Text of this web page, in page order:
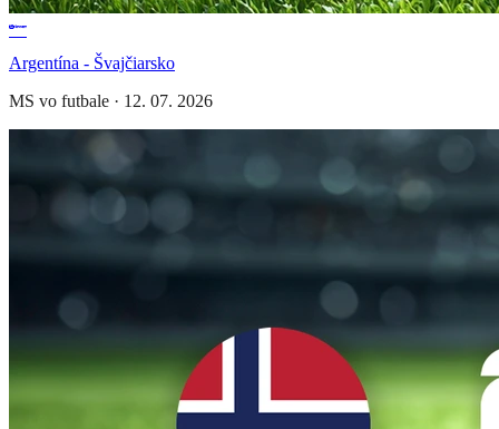
Argentína - Švajčiarsko
MS vo futbale · 12. 07. 2026